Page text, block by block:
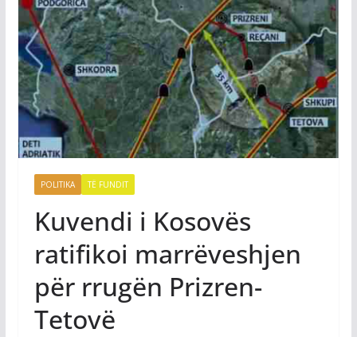
POLITIKA TË FUNDIT
Kuvendi i Kosovës
ratifikoi marrëveshjen
për rrugën Prizren-
Tetovë